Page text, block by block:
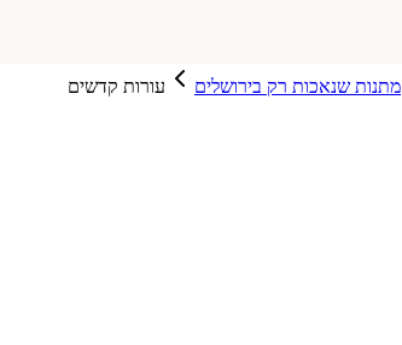
מתנות שנאכות רק בירושלים
עורות קדשים